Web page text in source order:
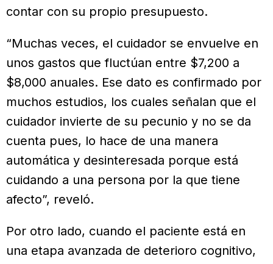
contar con su propio presupuesto.
“Muchas veces, el cuidador se envuelve en
unos gastos que fluctúan entre $7,200 a
$8,000 anuales. Ese dato es confirmado por
muchos estudios, los cuales señalan que el
cuidador invierte de su pecunio y no se da
cuenta pues, lo hace de una manera
automática y desinteresada porque está
cuidando a una persona por la que tiene
afecto”, reveló.
Por otro lado, cuando el paciente está en
una etapa avanzada de deterioro cognitivo,